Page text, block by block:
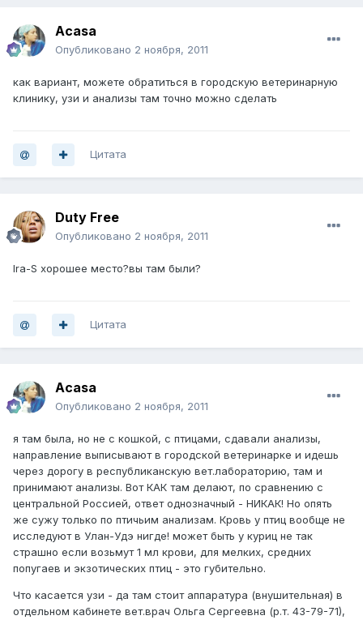
Acasa
Опубликовано 2 ноября, 2011
как вариант, можете обратиться в городскую ветеринарную
клинику, узи и анализы там точно можно сделать
Цитата
Duty Free
Опубликовано 2 ноября, 2011
Ira-S хорошее место?вы там были?
Цитата
Acasa
Опубликовано 2 ноября, 2011
я там была, но не с кошкой, с птицами, сдавали анализы,
направление выписывают в городской ветеринарке и идешь
через дорогу в республиканскую вет.лабораторию, там и
принимают анализы. Вот КАК там делают, по сравнению с
центральной Россией, ответ однозначный - НИКАК! Но опять
же сужу только по птичьим анализам. Кровь у птиц вообще не
исследуют в Улан-Удэ нигде! может быть у куриц не так
страшно если возьмут 1 мл крови, для мелких, средних
попугаев и экзотических птиц - это губительно.
Что касается узи - да там стоит аппаратура (внушительная) в
отдельном кабинете вет.врач Ольга Сергеевна (р.т. 43-79-71),